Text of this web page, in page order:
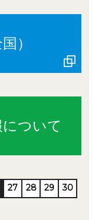
）
ついて
27 28 29 30